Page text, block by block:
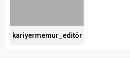
kariyermemur_editör